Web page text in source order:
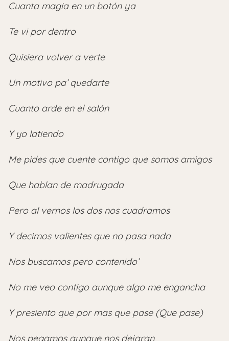
Cuanta magia en un botón ya
Te vi por dentro
Quisiera volver a verte
Un motivo pa’ quedarte
Cuanto arde en el salón
Y yo latiendo
Me pides que cuente contigo que somos amigos
Que hablan de madrugada
Pero al vernos los dos nos cuadramos
Y decimos valientes que no pasa nada
Nos buscamos pero contenido’
No me veo contigo aunque algo me engancha
Y presiento que por mas que pase (Que pase)
Nos pegamos aunque nos dejaran